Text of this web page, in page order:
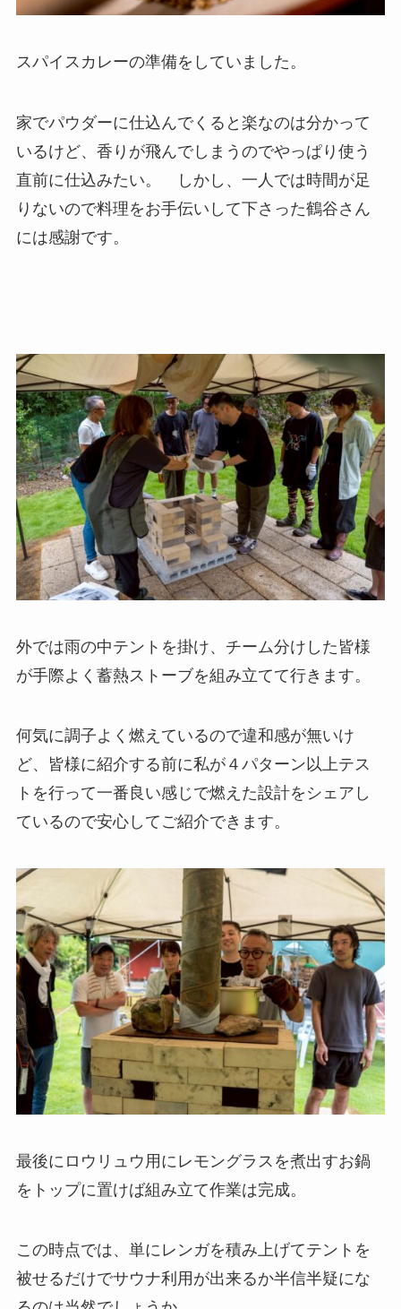
スパイスカレーの準備をしていました。
家でパウダーに仕込んでくると楽なのは分かって
いるけど、香りが飛んでしまうのでやっぱり使う
直前に仕込みたい。 しかし、一人では時間が足
りないので料理をお手伝いして下さった鶴谷さん
には感謝です。
外では雨の中テントを掛け、チーム分けした皆様
が手際よく蓄熱ストーブを組み立てて行きます。
何気に調子よく燃えているので違和感が無いけ
ど、皆様に紹介する前に私が４パターン以上テス
トを行って一番良い感じで燃えた設計をシェアし
ているので安心してご紹介できます。
最後にロウリュウ用にレモングラスを煮出すお鍋
をトップに置けば組み立て作業は完成。
この時点では、単にレンガを積み上げてテントを
被せるだけでサウナ利用が出来るか半信半疑にな